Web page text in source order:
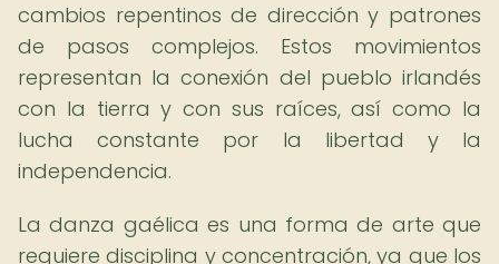
cambios repentinos de dirección y patrones
de pasos complejos. Estos movimientos
representan la conexión del pueblo irlandés
con la tierra y con sus raíces, así como la
lucha constante por la libertad y la
independencia.
La danza gaélica es una forma de arte que
requiere disciplina y concentración, ya que los